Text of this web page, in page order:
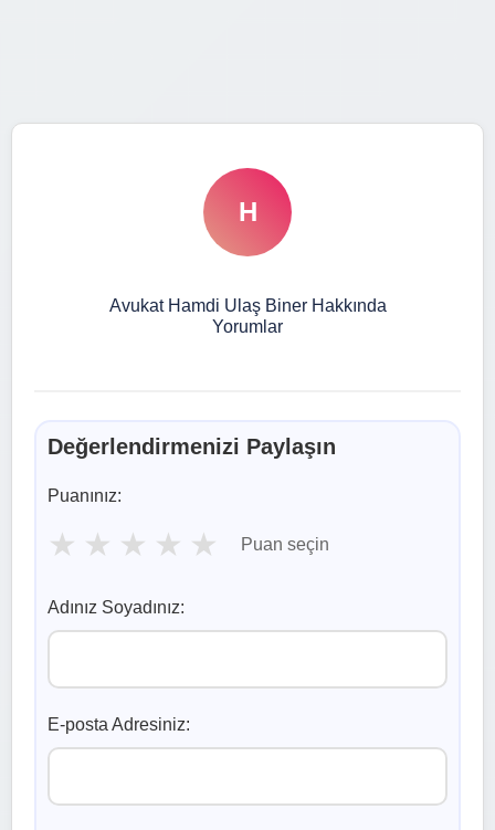
H
Avukat Hamdi Ulaş Biner Hakkında
Yorumlar
Değerlendirmenizi Paylaşın
Puanınız:
★ ★ ★ ★ ★ Puan seçin
Adınız Soyadınız:
E-posta Adresiniz: